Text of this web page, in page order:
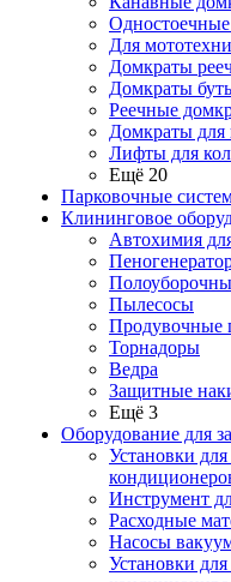
Для
Домкраты
Домкраты
Реечные
Домкраты для
Лифты для
Ещё 20
Парковочные
Клининговое
Автохимия
Пылесосы
Продувочные
Торнадоры
Ведра
Защитные
Ещё 3
Оборудование для
Установки
Инструмент
Расходные
Насосы
Установки